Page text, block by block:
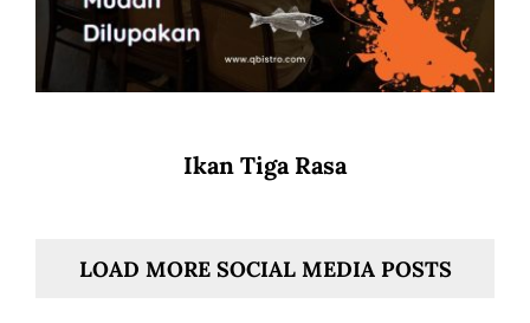
Ikan Tiga Rasa
LOAD MORE SOCIAL MEDIA POSTS